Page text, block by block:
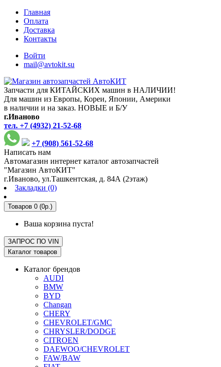
Главная
Оплата
Доставка
Контакты
Войти
mail@avtokit.su
Запчасти для КИТАЙСКИХ машин в НАЛИЧИИ!
Для машин из Европы, Кореи, Японии, Америки
в наличии и на заказ. НОВЫЕ и Б/У
г.Иваново
тел. +7 (4932) 21-52-68
+7 (908) 561-52-68
Написать нам
Автомагазин интернет каталог автозапчастей
"Магазин АвтоКИТ"
г.Иваново, ул.Ташкентская, д. 84А (2этаж)
Закладки (0)
Товаров 0 (0р.)
Ваша корзина пуста!
ЗАПРОС ПО VIN
Каталог товаров
Каталог брендов
AUDI
BMW
BYD
Changan
CHERY
CHEVROLET/GMC
CHRYSLER/DODGE
CITROEN
DAEWOO/CHEVROLET
FAW/BAW